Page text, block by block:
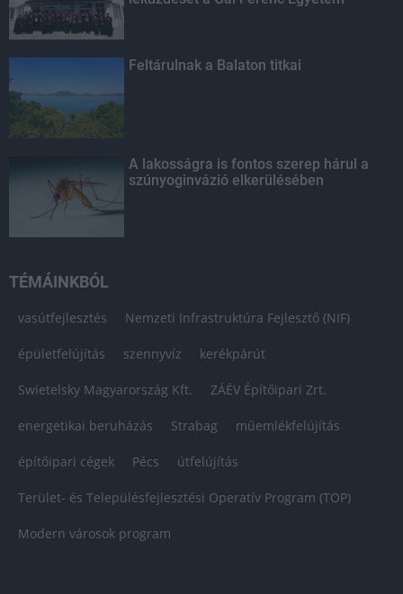
Feltárulnak a Balaton titkai
A lakosságra is fontos szerep hárul a
szúnyoginvázió elkerülésében
TÉMÁINKBÓL
vasútfejlesztés Nemzeti Infrastruktúra Fejlesztő (NIF)
épületfelújítás szennyvíz kerékpárút
Swietelsky Magyarország Kft. ZÁÉV Építőipari Zrt.
energetikai beruházás Strabag műemlékfelújítás
építőipari cégek Pécs útfelújítás
Terület- és Településfejlesztési Operatív Program (TOP)
Modern városok program